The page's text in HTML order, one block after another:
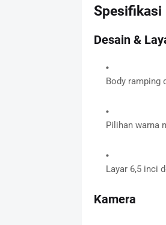
Spesifikasi
Desain &
Body ramping
Pilihan warna
Layar 6,5 inci
Kamera